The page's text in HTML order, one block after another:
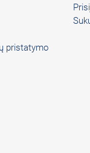
pristatymo